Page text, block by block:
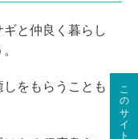
と仲良く暮らし
をもらうことも